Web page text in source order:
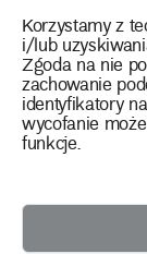
Korzystamy z
i/lub
Zgoda na nie
zachowanie
identyfikatory
wycofanie
funkcje.
Kontakt
instagram
twitter
2026 Copyright
Polityka prywatności